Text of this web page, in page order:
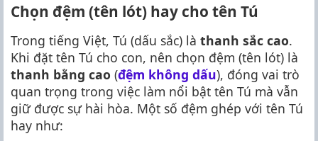
Chọn đệm (tên lót) hay cho tên Tú
Trong tiếng Việt, Tú (dấu sắc) là thanh sắc cao.
Khi đặt tên Tú cho con, nên chọn đệm (tên lót) là
thanh bằng cao (đệm không dấu), đóng vai trò
quan trọng trong việc làm nổi bật tên Tú mà vẫn
giữ được sự hài hòa. Một số đệm ghép với tên Tú
hay như: